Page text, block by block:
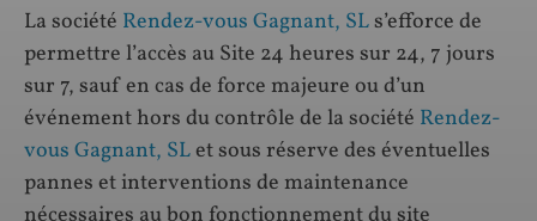
La société Rendez-vous Gagnant, SLs’efforce de
permettre l’accès au Site 24 heures sur 24, 7 jours
sur 7, sauf en cas de force majeure ou d’un
événement hors du contrôle de la société Rendez-
vous Gagnant, SLet sous réserve des éventuelles
pannes et interventions de maintenance